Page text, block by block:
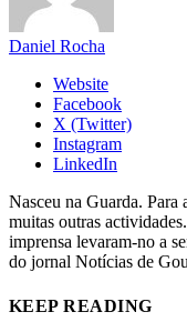
Daniel Rocha
Website
Facebook
X (Twitter)
Instagram
LinkedIn
Nasceu na Guarda. Para
muitas outras
imprensa levaram-no a
do jornal Notícias de
KEEP READING